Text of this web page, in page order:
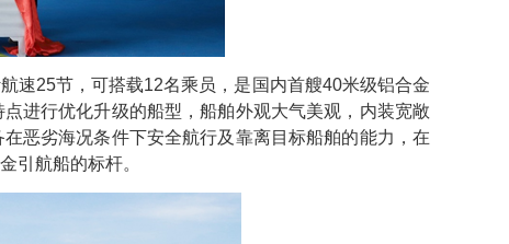
25节，可搭载12名乘员，是国内首艘40米级铝合金
进行优化升级的船型，船舶外观大气美观，内装宽敞
恶劣海况条件下安全航行及靠离目标船舶的能力，在
引航船的标杆。